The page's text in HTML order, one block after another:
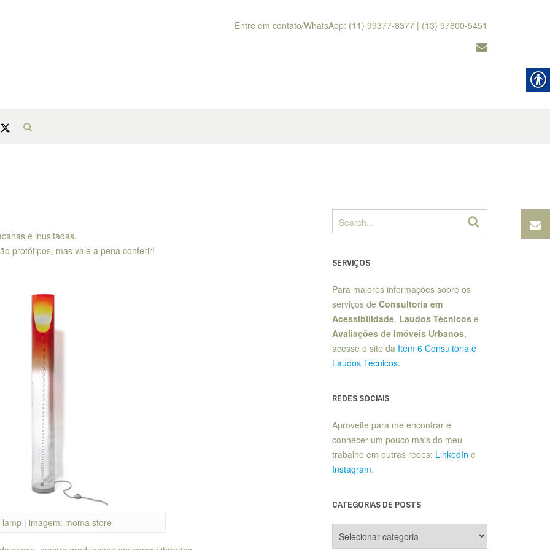
Entre em contato/WhatsApp: (11) 99377-8377 | (13) 97800-5451
e inusitadas.
protótipos, mas vale a pena conferir!
| imagem: moma store
SERVIÇOS
Para maiores informações sobre os
serviços de Consultoria em
Acessibilidade, Laudos Técnicose
Avaliações de Imóveis Urbanos,
acesse o site da Item 6 Consultoria e
Laudos Técnicos.
REDES SOCIAIS
Aproveite para me encontrar e
conhecer um pouco mais do meu
trabalho em outras redes: LinkedIn e
Instagram.
CATEGORIAS DE POSTS
de